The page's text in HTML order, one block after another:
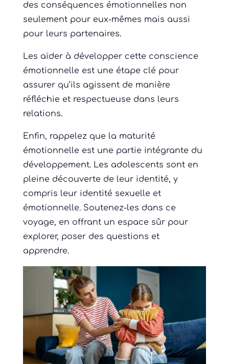
des conséquences émotionnelles non
seulement pour eux-mêmes mais aussi
pour leurs partenaires.
Les aider à développer cette conscience
émotionnelle est une étape clé pour
assurer qu’ils agissent de manière
réfléchie et respectueuse dans leurs
relations.
Enfin, rappelez que la maturité
émotionnelle est une partie intégrante du
développement. Les adolescents sont en
pleine découverte de leur identité, y
compris leur identité sexuelle et
émotionnelle. Soutenez-les dans ce
voyage, en offrant un espace sûr pour
explorer, poser des questions et
apprendre.